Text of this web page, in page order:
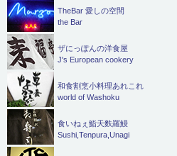
TheBar 愛しの空間
the Bar
ザにっぽんの洋食屋
J's European cookery
和食割烹小料理あれこれ
world of Washoku
食いねぇ鮨天麩羅鰻
Sushi,Tenpura,Unagi